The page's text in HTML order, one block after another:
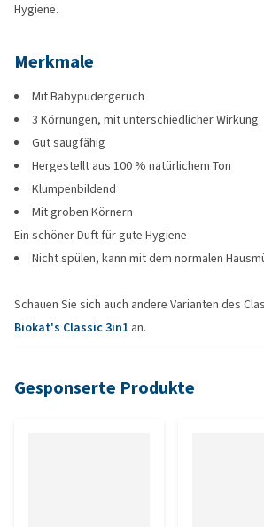
Hygiene.
Merkmale
Mit Babypudergeruch
3 Körnungen, mit unterschiedlicher Wirkung
Gut saugfähig
Hergestellt aus 100 % natürlichem Ton
Klumpenbildend
Mit groben Körnern
Ein schöner Duft für gute Hygiene
Nicht spülen, kann mit dem normalen
Schauen Sie sich auch andere Varianten des
Biokat's Classic 3in1 an.
Gesponserte Produkte